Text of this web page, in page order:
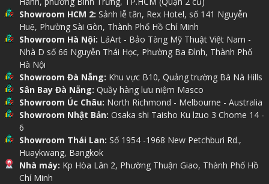
bất cứ cây bồ đề nào đều sẽ có cảm giác hình bóng của ai đó
đang phảng phất tại đây.
Sau khi giác ngộ, Phật Thích ca Mâu ni đã đi khắp châu Á để truyền
bá giáo lý và hướng mọi người theo đạo Phật. Bởi thế mà, cây bồ
đề được trồng khắp nơi trên thế giới và tượng trưng cho tình
thương của Đức Phật luôn dành cho con người.
Showroom HCM 2: Sảnh lễ tân, Rex Hotel, số 141 Nguyễn
Huệ, Phường Sài Gòn, Thành Phố Hồ Chí Minh
Showroom Hà Nội: LáArt - Bảo Tàng Mỹ Thuật Việt Nam -
Nhà D số 66 Nguyễn Thái Học, Phường Ba Đình, Thành Phố
Hà Nội
Showroom Đà Nẵng: Khu vực B10, Quảng trường Bà Nà Hills
Sân Bay Đà Nẵng: Quầy hàng lưu niệm Masco
Showroom Úc Châu: North Richmond - Melbourne - Australia
Showroom Nhật Bản: Osaka shi Taisho Ku lzuo 3 Chome 14 -
6
Showroom Thái Lan: Số 1954 -1968 New Petchburi Rd.,
Huaykwang, Bangkok
Nhà máy: Kp Hòa Lân 2, Phường Thuận Giao, Thành Phố Hồ
Chí Minh